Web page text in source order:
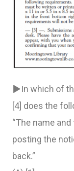
▶In which of
[4] does the
“The name
posting the
back.”